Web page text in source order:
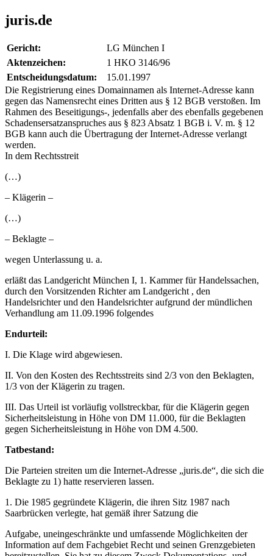
juris.de
Gericht:
LG München I
Aktenzeichen:
1 HKO 3146/96
Entscheidungsdatum:
15.01.1997
Die Registrierung eines Domainnamen als Internet-Adresse kann
gegen das Namensrecht eines Dritten aus § 12 BGB verstoßen. Im
Rahmen des Beseitigungs-, jedenfalls aber des ebenfalls gegebenen
Schadensersatzanspruches aus § 823 Absatz 1 BGB i. V. m. § 12
BGB kann auch die Übertragung der Internet-Adresse verlangt
werden.
In dem Rechtsstreit
(…)
– Klägerin –
(…)
– Beklagte –
wegen Unterlassung u. a.
erläßt das Landgericht München I, 1. Kammer für Handelssachen,
durch den Vorsitzenden Richter am Landgericht , den
Handelsrichter und den Handelsrichter aufgrund der mündlichen
Verhandlung am 11.09.1996 folgendes
Endurteil:
I. Die Klage wird abgewiesen.
II. Von den Kosten des Rechtsstreits sind 2/3 von den Beklagten,
1/3 von der Klägerin zu tragen.
III. Das Urteil ist vorläufig vollstreckbar, für die Klägerin gegen
Sicherheitsleistung in Höhe von DM 11.000, für die Beklagten
gegen Sicherheitsleistung in Höhe von DM 4.500.
Tatbestand:
Die Parteien streiten um die Internet-Adresse „juris.de“, die sich die
Beklagte zu 1) hatte reservieren lassen.
1. Die 1985 gegründete Klägerin, die ihren Sitz 1987 nach
Saarbrücken verlegte, hat gemäß ihrer Satzung die
Aufgabe, uneingeschränkte und umfassende Möglichkeiten der
Information auf dem Fachgebiet Recht und seinen Grenzgebieten